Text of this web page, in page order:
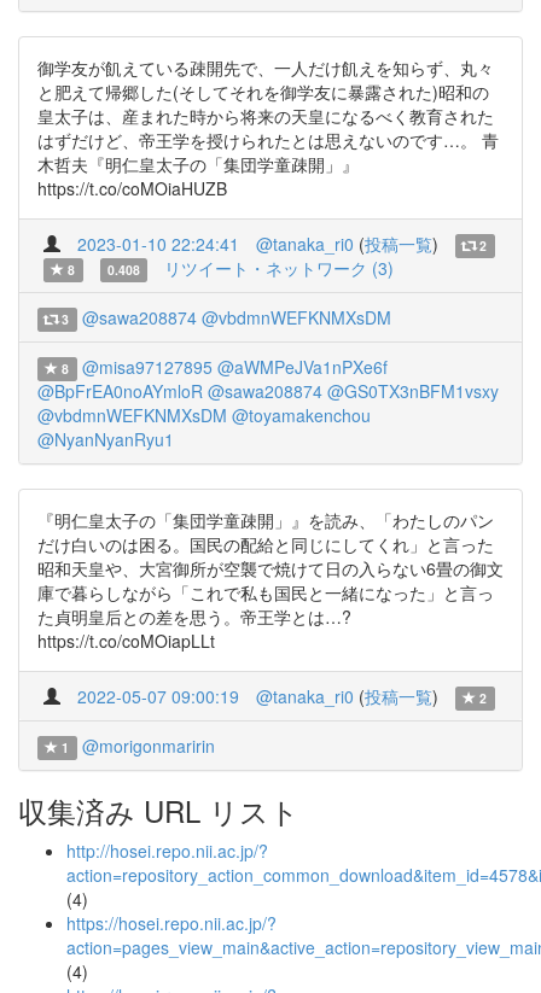
御学友が飢えている疎開先で、一人だけ飢えを知らず、丸々
と肥えて帰郷した(そしてそれを御学友に暴露された)昭和の
皇太子は、産まれた時から将来の天皇になるべく教育された
はずだけど、帝王学を授けられたとは思えないのです…。 青
木哲夫『明仁皇太子の「集団学童疎開」』
https://t.co/coMOiaHUZB
2023-01-10 22:24:41 @tanaka_ri0 (投稿一覧)
2
8
0.408 リツイート・ネットワーク (3)
3 @sawa208874 @vbdmnWEFKNMXsDM
8 @misa97127895 @aWMPeJVa1nPXe6f
@BpFrEA0noAYmloR @sawa208874 @GS0TX3nBFM1vsxy
@vbdmnWEFKNMXsDM @toyamakenchou
@NyanNyanRyu1
『明仁皇太子の「集団学童疎開」』を読み、「わたしのパン
だけ白いのは困る。国民の配給と同じにしてくれ」と言った
昭和天皇や、大宮御所が空襲で焼けて日の入らない6畳の御文
庫で暮らしながら「これで私も国民と一緒になった」と言っ
た貞明皇后との差を思う。帝王学とは…?
https://t.co/coMOiapLLt
2022-05-07 09:00:19 @tanaka_ri0 (投稿一覧) 2
1 @morigonmaririn
収集済み URL リスト
http://hosei.repo.nii.ac.jp/?
(4)
https://hosei.repo.nii.ac.jp/?
(4)